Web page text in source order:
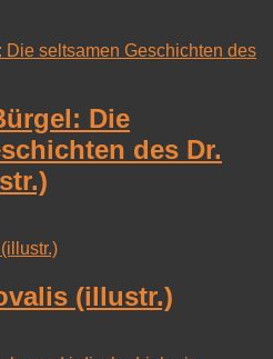
Die
des Dr.
(illustr.)